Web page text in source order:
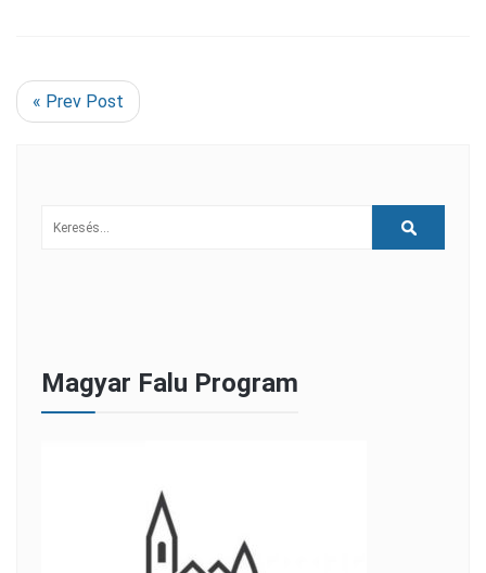
« Prev Post
Magyar Falu Program